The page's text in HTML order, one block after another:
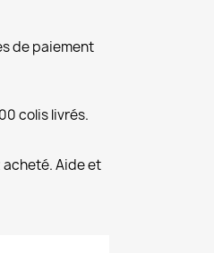
de paiement
colis livrés.
Aide et